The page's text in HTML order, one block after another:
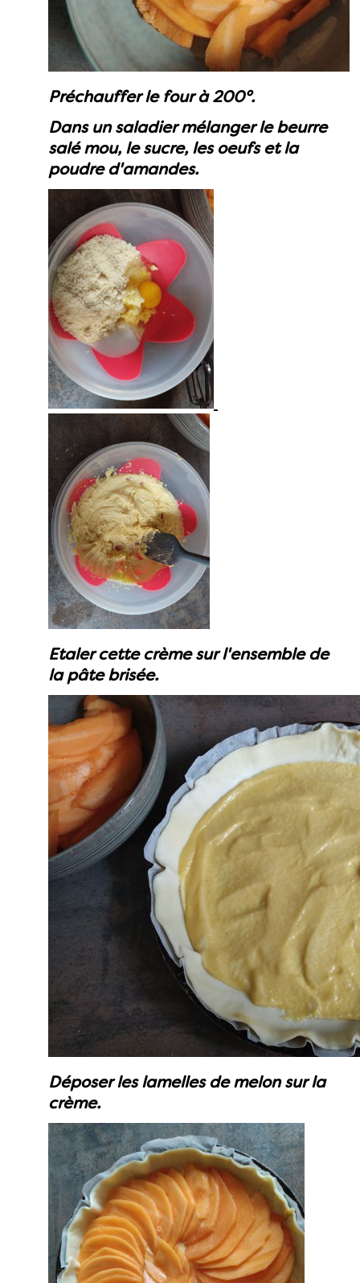
Préchauffer le four à 200°.
Dans un saladier mélanger le beurre
salé mou, le sucre, les oeufs et la
poudre d'amandes.
Etaler cette crème sur l'ensemble de
la pâte brisée.
Déposer les lamelles de melon sur la
crème.